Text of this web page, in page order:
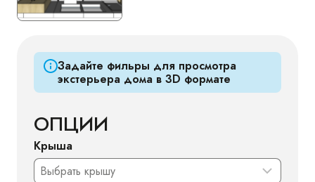
Задайте фильры для просмотра
экстерьера дома в 3D формате
ОПЦИИ
Крыша